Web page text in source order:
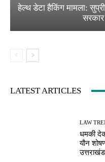
हेल्थ डेटा हैकिंग मामला:
सरकार
LATEST ARTICLES
LAW
धमकी
यौन
उत्तराखंड